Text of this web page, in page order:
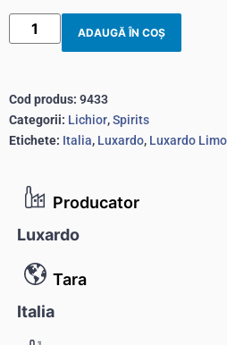
Producator
Luxardo
Tara
Italia
ADAUGĂ ÎN COȘ
Cod produs: 9433
Categorii: Lichior,Spirits
Etichete: Italia, Luxardo, Luxardo